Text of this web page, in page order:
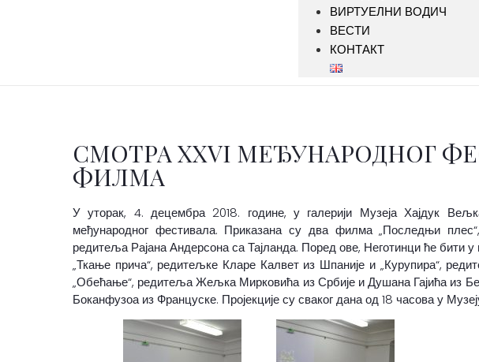
ВИРТУЕЛНИ ВОДИЧ
ВЕСТИ
КОНТАКТ
СМОТРА XXVI МЕЂУНАРОДНОГ
ФИЛМА
У уторак, 4. децембра 2018. године, у галерији Музеја Хајдук
међународног фестивала. Приказана су два филма „Последњи
редитеља Рајана Андерсона са Тајланда. Поред ове, Неготинци ће бити
„Ткање прича“, редитељке Кларе Калвет из Шпаније и „Курупира“,
„Обећање“, редитеља Жељка Мирковића из Србије и Душана Гајића из
Боканфузоа из Француске. Пројекције су сваког дана од 18 часова у